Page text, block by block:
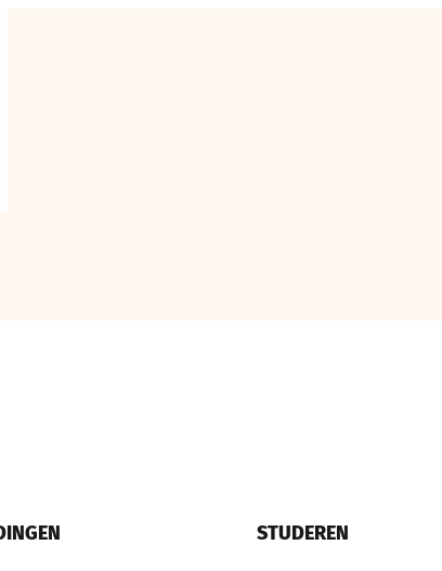
STUDEREN